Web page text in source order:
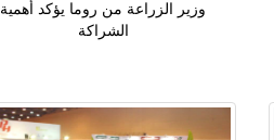
وزير الزراعة من روما يؤكد أهمية
الشراكة